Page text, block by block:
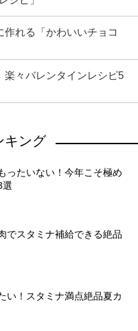
れる「かわいいチョコ
楽々バレンタインレシピ5
キング
ったいない！今年こそ極め
選
でスタミナ補給できる絶品
い！スタミナ満点絶品夏カ